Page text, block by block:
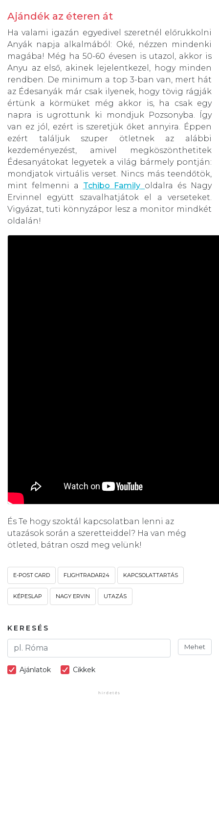
Ajándék az éteren át
Ha valami igazán egyedivel szeretnél előrukkolni
Anyák napja alkalmából: Oké, nézzen mindenki
magába! Még ha 50-60 évesen is utazol, akkor is
Anyu az első, akinek lejelentkezel, hogy minden
rendben. De minimum a top 3-ban van, mert hát
az Édesanyák már csak ilyenek, hogy tövig rágják
értünk a körmüket még akkor is, ha csak egy
napra is ugrottunk ki mondjuk Pozsonyba. Így
van ez jól, ezért is szeretjük őket annyira. Éppen
ezért találjuk szuper ötletnek az alábbi
kezdeményezést, amivel megköszönthetitek
Édesanyátokat legyetek a világ bármely pontján:
mondjatok virtuális verset. Nincs más teendőtök,
mint felmenni a Tchibo Family oldalra és Nagy
Ervinnel együtt szavalhatjátok el a verseteket.
Vigyázat, tuti könnyzápor lesz a monitor mindkét
oldalán!
És Te hogy szoktál kapcsolatban lenni az
utazások során a szeretteiddel? Ha van még
ötleted, bátran oszd meg velünk!
E-POST CARD FLIGHTRADAR24 KAPCSOLATTARTÁS
KÉPESLAP NAGY ERVIN UTAZÁS
KERESÉS
Mehet
Ajánlatok Cikkek